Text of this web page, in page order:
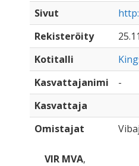
Sivut
Rekisteröity
Kotitalli
Kasvattajanimi
-
Kasvattaja
Omistajat
VIR MVA,